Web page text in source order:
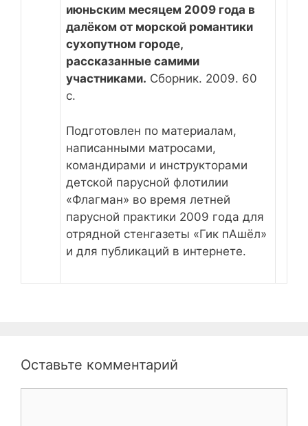
июньским месяцем 2009 года в
далёком от морской романтики
сухопутном городе,
рассказанные самими
участниками. Сборник. 2009. 60
с.
Подготовлен по материалам,
написанными матросами,
командирами и инструкторами
детской парусной флотилии
«Флагман» во время летней
парусной практики 2009 года для
отрядной стенгазеты «Гик пАшёл»
и для публикаций в интернете.
Оставьте комментарий